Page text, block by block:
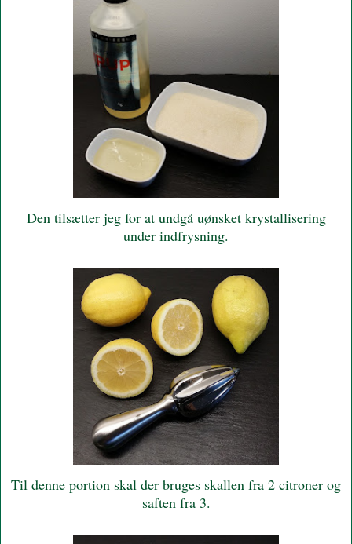
Den tilsætter jeg for at undgå uønsket krystallisering
under indfrysning.
Til denne portion skal der bruges skallen fra 2 citroner og
saften fra 3.